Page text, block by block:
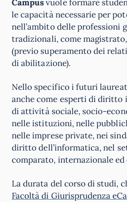
Campusvuole formare
le capacità necessarie per
nell’ambito delle professioni
tradizionali, come
(previo superamento dei
di abilitazione).
Nello specifico i futuri
anche come esperti di diritto
di attività sociale, socio-
nelle istituzioni, nelle
nelle imprese private, nei
diritto dell’informatica, nel
comparato, internazionale ed
La durata del corso di studi,
Facoltà di Giurisprudenza